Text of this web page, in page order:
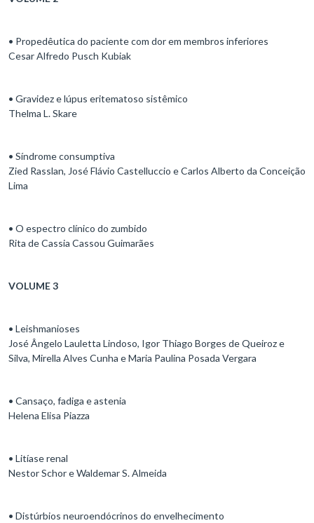
• Propedêutica do paciente com dor em membros inferiores
Cesar Alfredo Pusch Kubiak
• Gravidez e lúpus eritematoso sistêmico
Thelma L. Skare
• Síndrome consumptiva
Zied Rasslan, José Flávio Castelluccio e Carlos Alberto da Conceição
Lima
• O espectro clínico do zumbido
Rita de Cassia Cassou Guimarães
VOLUME 3
• Leishmanioses
José Ângelo Lauletta Lindoso, Igor Thiago Borges de Queiroz e
Silva, Mirella Alves Cunha e Maria Paulina Posada Vergara
• Cansaço, fadiga e astenia
Helena Elisa Piazza
• Litíase renal
Nestor Schor e Waldemar S. Almeida
• Distúrbios neuroendócrinos do envelhecimento